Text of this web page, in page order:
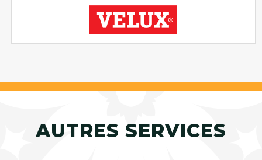
AUTRES SERVICES